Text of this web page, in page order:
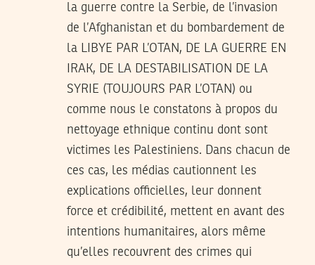
la guerre contre la Serbie, de l’invasion
de l’Afghanistan et du bombardement de
la LIBYE PAR L’OTAN, DE LA GUERRE EN
IRAK, DE LA DESTABILISATION DE LA
SYRIE (TOUJOURS PAR L’OTAN) ou
comme nous le constatons à propos du
nettoyage ethnique continu dont sont
victimes les Palestiniens. Dans chacun de
ces cas, les médias cautionnent les
explications officielles, leur donnent
force et crédibilité, mettent en avant des
intentions humanitaires, alors même
qu’elles recouvrent des crimes qui